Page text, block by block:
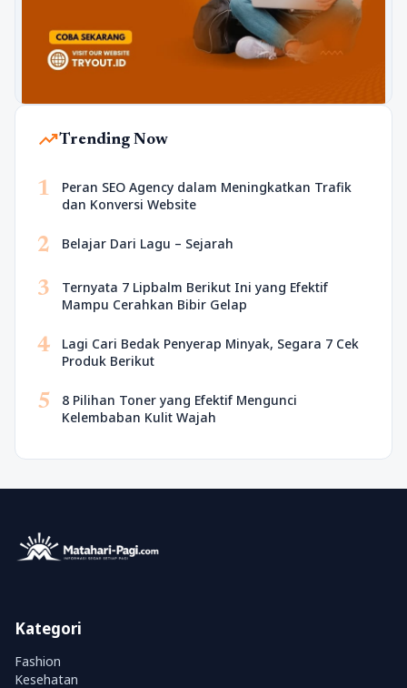
trending_upTrending Now
1
Peran SEO Agency dalam Meningkatkan Trafik
dan Konversi Website
2 Belajar Dari Lagu – Sejarah
3
Ternyata 7 Lipbalm Berikut Ini yang Efektif
Mampu Cerahkan Bibir Gelap
4
Lagi Cari Bedak Penyerap Minyak, Segara 7 Cek
Produk Berikut
5
8 Pilihan Toner yang Efektif Mengunci
Kelembaban Kulit Wajah
Kategori
Fashion
Kesehatan